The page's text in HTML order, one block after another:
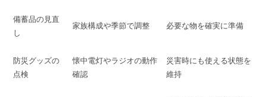
備蓄品の見直
し
家族構成や季節で調整 必要な物を確実に準備
防災グッズの
点検
懐中電灯やラジオの動作
確認
災害時にも使える状態を
維持